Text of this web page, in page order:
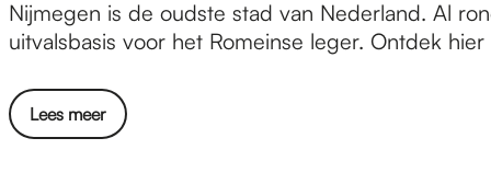
O
u
s
t
Nijmegen is de oudste stad van Nederland. Al
uitvalsbasis voor het Romeinse leger. Ontdek
Lees meer